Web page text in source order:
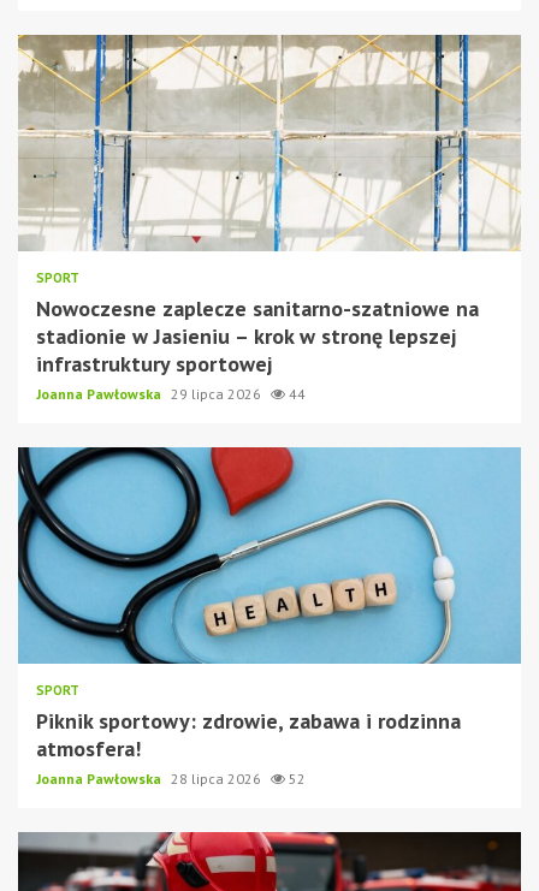
SPORT
Nowoczesne zaplecze sanitarno-szatniowe na
stadionie w Jasieniu – krok w stronę lepszej
infrastruktury sportowej
Joanna Pawłowska 29 lipca 2026 44
SPORT
Piknik sportowy: zdrowie, zabawa i rodzinna
atmosfera!
Joanna Pawłowska 28 lipca 2026 52